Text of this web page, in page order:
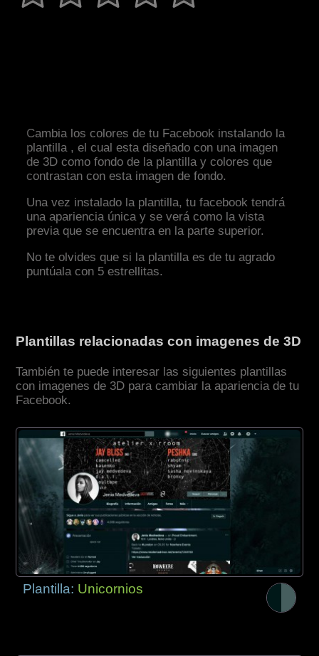
Cambia los colores de tu Facebook instalando la
plantilla , el cual esta diseñado con una imagen
de 3D como fondo de la plantilla y colores que
contrastan con esta imagen de fondo.
Una vez instalado la plantilla, tu facebook tendrá
una apariencia única y se verá como la vista
previa que se encuentra en la parte superior.
No te olvides que si la plantilla es de tu agrado
puntúala con 5 estrellitas.
Plantillas relacionadas con imagenes de 3D
También te puede interesar las siguientes plantillas
con imagenes de 3D para cambiar la apariencia de tu
Facebook.
Plantilla: Unicornios